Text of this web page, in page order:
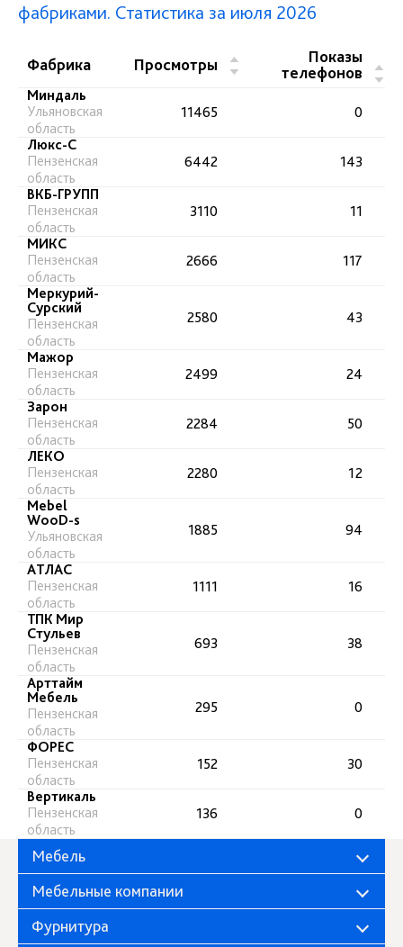
фабриками. Статистика за июля 2026
Фабрика Просмотры
▲
▼
Показы
телефонов
▲
▼
Миндаль
Ульяновская
область
11465
0
Люкс-С
Пензенская
область
6442
143
ВКБ-ГРУПП
Пензенская
область
3110
11
МИКС
Пензенская
область
2666
117
Меркурий-
Сурский
Пензенская
область
2580 43
Мажор
Пензенская
область
2499
24
Зарон
Пензенская
область
2284
50
ЛЕКО
Пензенская
область
2280
12
Mebel
WooD-s
Ульяновская
область
1885 94
АТЛАС
Пензенская
область
1111
16
ТПК Мир
Стульев
Пензенская
область
693 38
Арттайм
Мебель
Пензенская
область
295 0
ФОРЕС
Пензенская
область
152
30
Вертикаль
Пензенская
область
136 0
Мебель
Мебельные компании
Фурнитура